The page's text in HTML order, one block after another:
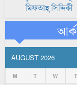
মিফতাহ্ সিদ্দিকী
AUGUST 2026
M T W T